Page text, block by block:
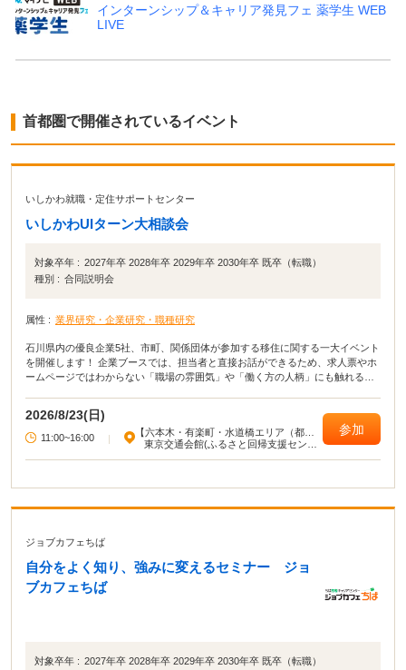
インターンシップ＆キャリア発見フェ 薬学生 WEB
LIVE
首都圏で開催されているイベント
いしかわ就職・定住サポートセンター
いしかわUIターン大相談会
対象卒年 : 2027年卒 2028年卒 2029年卒 2030年卒 既卒（転職）
種別 : 合同説明会
属性 : 業界研究・企業研究・職種研究
石川県内の優良企業5社、市町、関係団体が参加する移住に関する一大イベント
を開催します！ 企業ブースでは、担当者と直接お話ができるため、求人票やホ
ームページではわからない「職場の雰囲気」や「働く方の人柄」にも触れるこ
迎えいたします。 その他お子様連れでも安心のキッズスペース完備！ ぜひお気
軽にご参加ください！
2026/8/23(日)
11:00~16:00 |
【六本木・有楽町・水道橋エリア（都心
部東部）】
東京交通会館(ふるさと回帰支援センタ
参加
ジョブカフェちば
自分をよく知り、強みに変えるセミナー ジョ
ブカフェちば
対象卒年 : 2027年卒 2028年卒 2029年卒 2030年卒 既卒（転職）